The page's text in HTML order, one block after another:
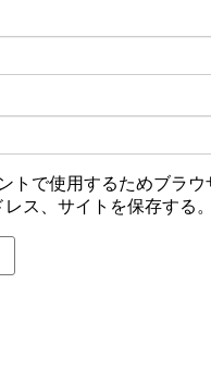
トで使用するためブラウ
ス、サイトを保存する。